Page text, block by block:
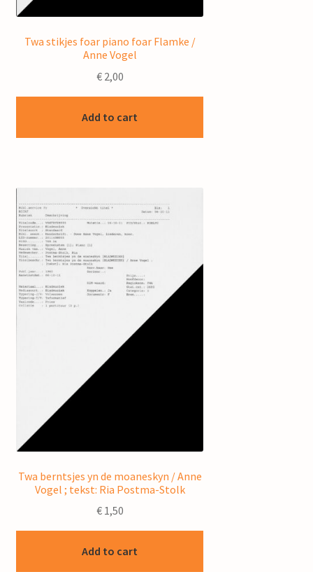
Twa stikjes foar piano foar Flamke /
Anne Vogel
€2,00
Add to cart
Twa berntsjes yn de moaneskyn / Anne
Vogel ; tekst: Ria Postma-Stolk
€1,50
Add to cart